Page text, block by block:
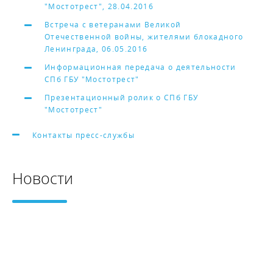
"Мостотрест", 28.04.2016
Встреча с ветеранами Великой
Отечественной войны, жителями блокадного
Ленинграда, 06.05.2016
Информационная передача о деятельности
СПб ГБУ "Мостотрест"
Презентационный ролик о СПб ГБУ
"Мостотрест"
Контакты пресс-службы
Новости